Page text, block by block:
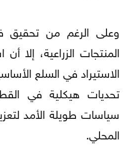
وعلى الرغم من
المنتجات الزراعية، إلا
الاستيراد في السلع
تحديات هيكلية في
سياسات طويلة الأمد
المحلي.